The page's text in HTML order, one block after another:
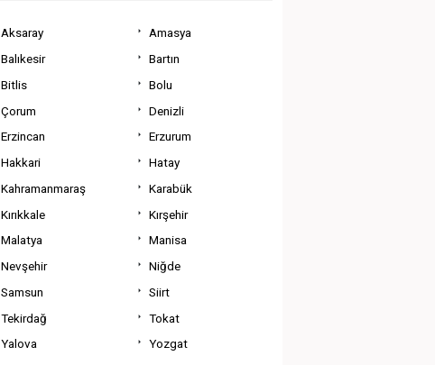
Aksaray
Amasya
Balıkesir
Bartın
Bitlis
Bolu
Çorum
Denizli
Erzincan
Erzurum
Hakkari
Hatay
Kahramanmaraş
Karabük
Kırıkkale
Kırşehir
Malatya
Manisa
Nevşehir
Niğde
Samsun
Siirt
Tekirdağ
Tokat
Yalova
Yozgat